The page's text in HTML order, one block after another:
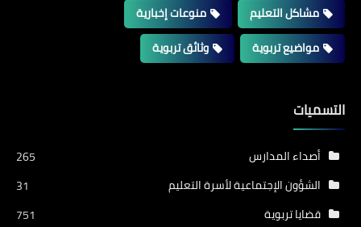
مشاكل التعليم
منوعات إخبارية
مواضيع تربوية
وثائق تربوية
التسميات
أصداء المدارس
265
الشؤون الإجتماعية لأسرة التعليم
31
قضايا تربوية
751